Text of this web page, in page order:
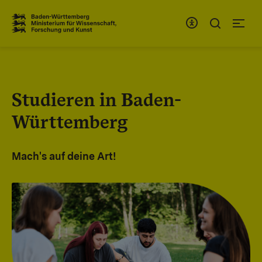
Studieren in Baden-
Württemberg
Mach's auf deine Art!